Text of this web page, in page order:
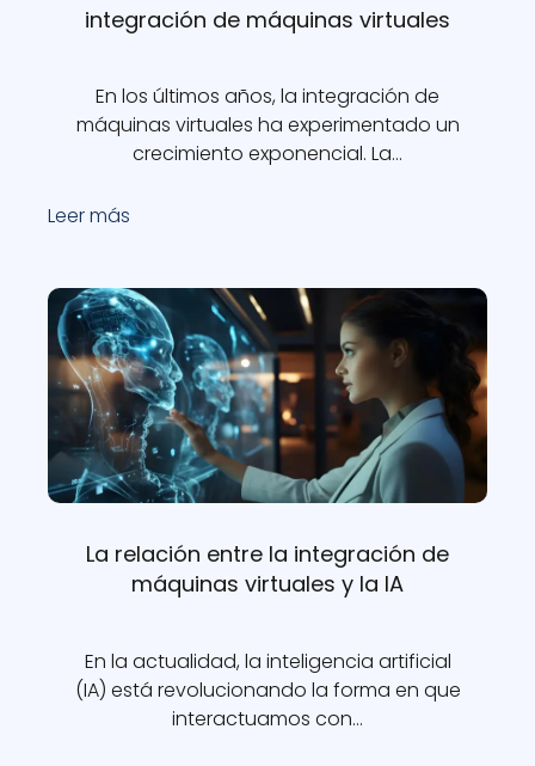
integración de máquinas virtuales
En los últimos años, la integración de
máquinas virtuales ha experimentado un
crecimiento exponencial. La…
Leer más
La relación entre la integración de
máquinas virtuales y la IA
En la actualidad, la inteligencia artificial
(IA) está revolucionando la forma en que
interactuamos con…